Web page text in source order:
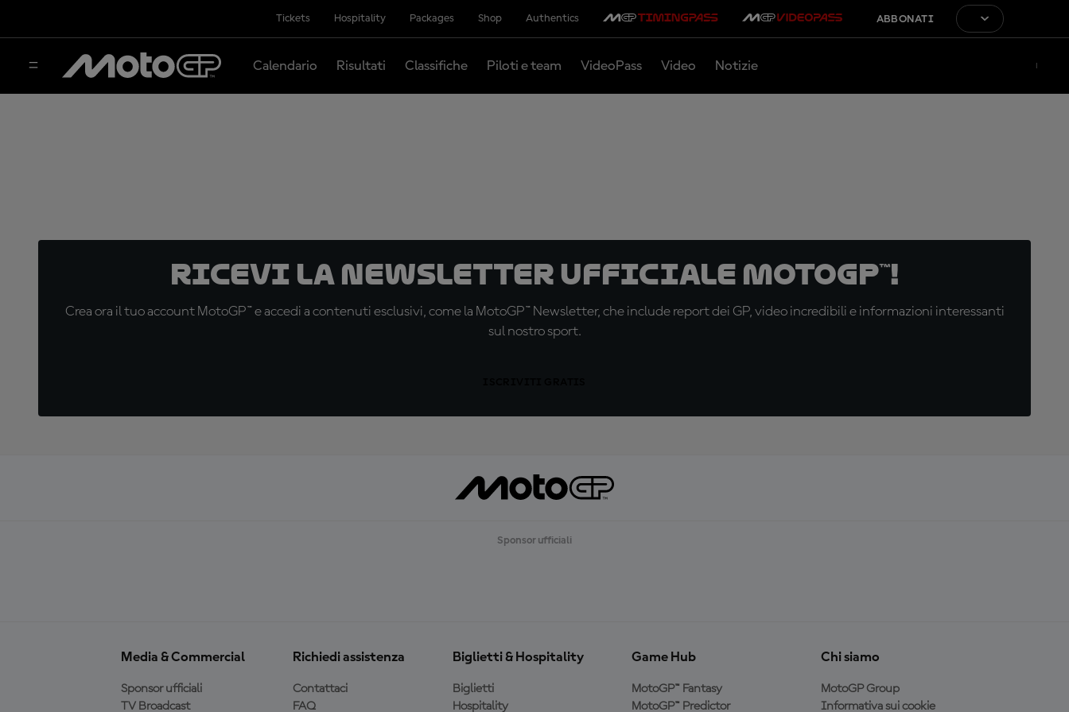
Tickets Hospitality Packages Shop Authentics ABBONATI
Calendario Risultati Classifiche Piloti e team VideoPass Video Notizie
Ricevi la newsletter ufficiale MotoGP™!
Crea ora il tuo account MotoGP™ e accedi a contenuti esclusivi, come la MotoGP™ Newsletter, che include report dei GP, video incredibili e informazioni interessanti
sul nostro sport.
Sponsor ufficiali
Media & Commercial
Sponsor ufficiali
TV Broadcast
Richiedi assistenza
Contattaci
FAQ
Biglietti & Hospitality
Biglietti
Hospitality
Game Hub
MotoGP™ Fantasy
MotoGP™ Predictor
Chi siamo
MotoGP Group
Informativa sui cookie